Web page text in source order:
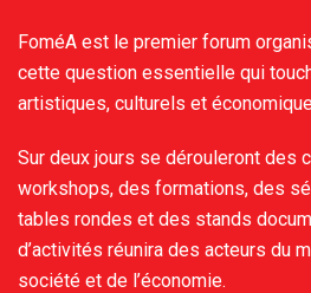
FoméA est le premier forum
cette question essentielle qui
artistiques, culturels et
Sur deux jours se dérouleront des
workshops, des formations, des
tables rondes et des stands
d’activités réunira des acteurs du
société et de l’économie.